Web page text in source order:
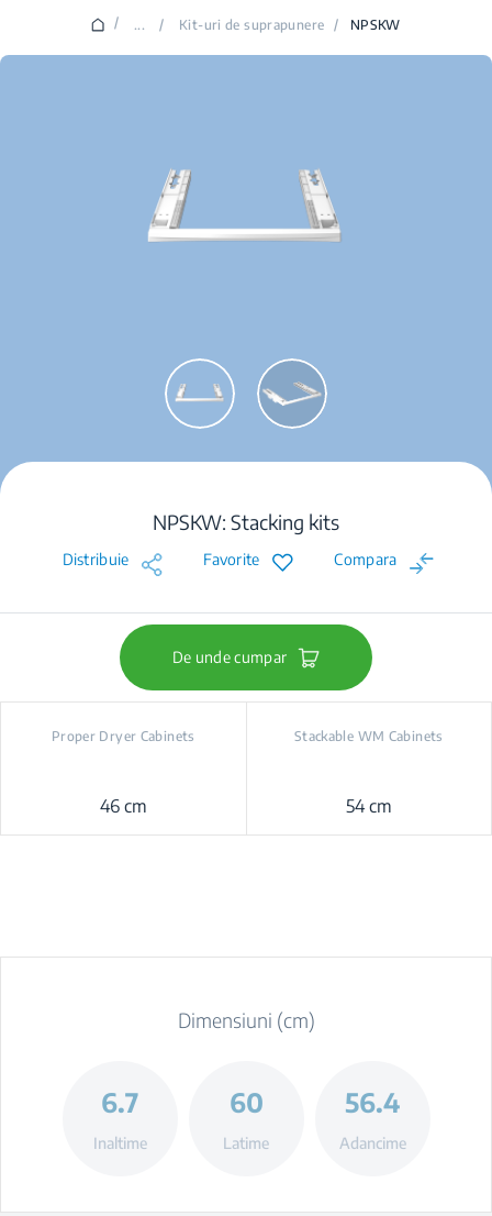
/ ... / Kit-uri de suprapunere / NPSKW
NPSKW: Stacking kits
Distribuie Favorite Compara
De unde cumpar
Proper Dryer Cabinets
46 cm
Stackable WM Cabinets
54 cm
Dimensiuni (cm)
6.7
Inaltime
60
Latime
56.4
Adancime